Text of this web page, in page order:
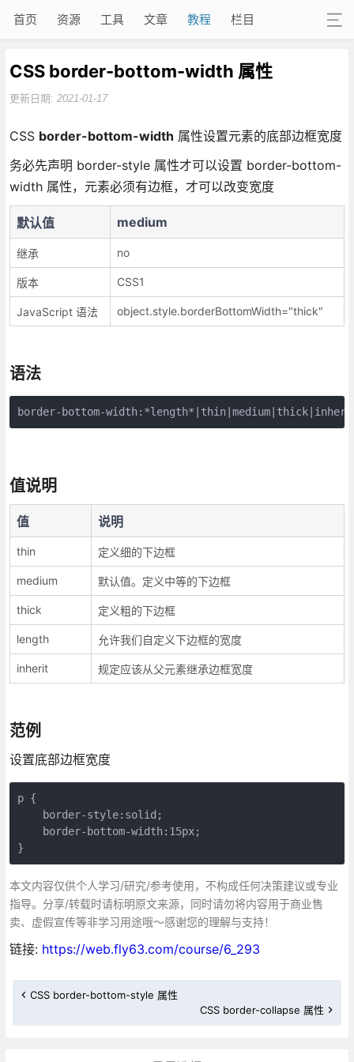
首页 资源 工具 文章 教程 栏目
CSS border-bottom-width 属性
更新日期: 2021-01-17
CSS border-bottom-width 属性设置元素的底部边框宽度
务必先声明 border-style 属性才可以设置 border-bottom-
width 属性，元素必须有边框，才可以改变宽度
默认值 medium
继承 no
版本 CSS1
JavaScript 语法 object.style.borderBottomWidth="thick"
语法
border-bottom-
值说明
值 说明
thin 定义细的下边框
medium 默认值。定义中等的下边框
thick 定义粗的下边框
length 允许我们自定义下边框的宽度
inherit 规定应该从父元素继承边框宽度
范例
设置底部边框宽度
p {
    border-style:solid;
    border-bottom-width:15px;
}
本文内容仅供个人学习/研究/参考使用，不构成任何决策建议或专业
指导。分享/转载时请标明原文来源，同时请勿将内容用于商业售
卖、虚假宣传等非学习用途哦～感谢您的理解与支持！
链接: https://web.fly63.com/course/6_293
CSS border-bottom-style 属性
CSS border-collapse 属性